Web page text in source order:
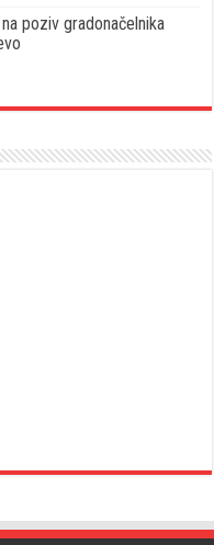
poziv gradonačelnika